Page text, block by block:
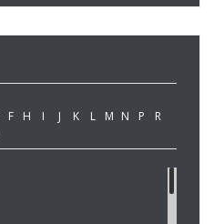
F H I J K L M N P
R